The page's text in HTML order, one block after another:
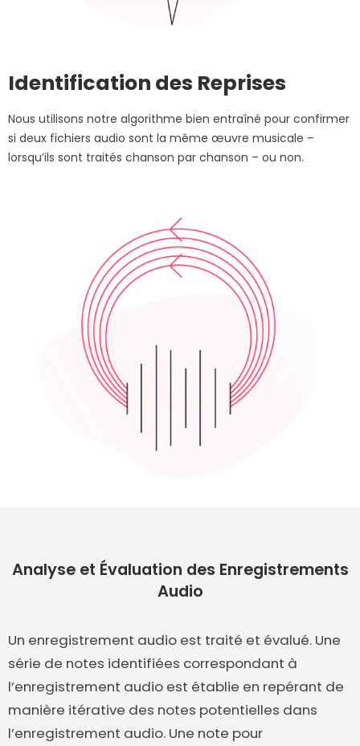
Identification des Reprises
Nous utilisons notre algorithme bien entraîné pour confirmer
si deux fichiers audio sont la même œuvre musicale –
lorsqu’ils sont traités chanson par chanson – ou non.
Analyse et Évaluation des Enregistrements
Audio
Un enregistrement audio est traité et évalué. Une
série de notes identifiées correspondant à
l’enregistrement audio est établie en repérant de
manière itérative des notes potentielles dans
l’enregistrement audio. Une note pour